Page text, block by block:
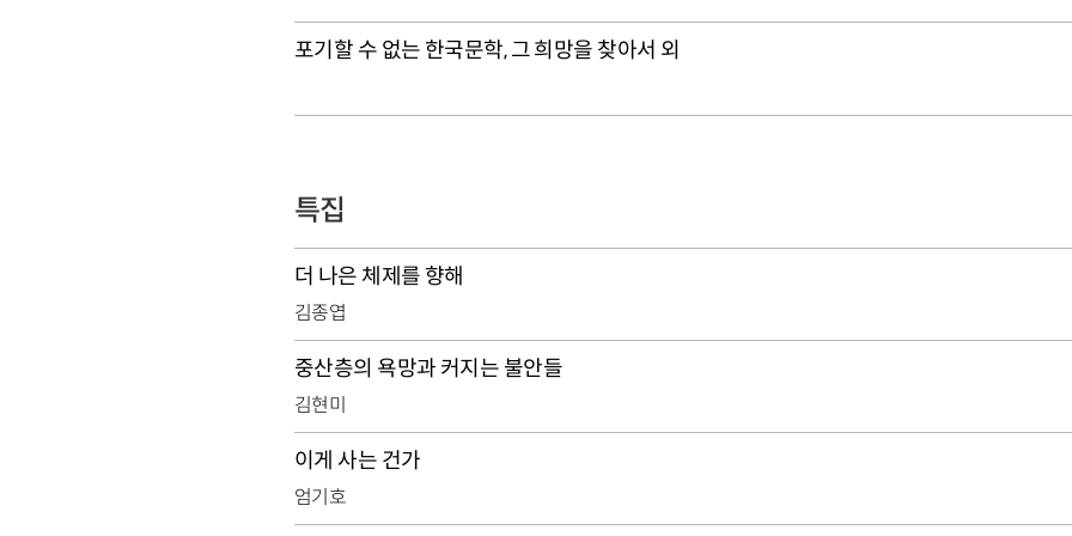
포기할 수 없는 한국문학, 그 희망을 찾아서 외
특집
더 나은 체제를 향해
김종엽
중산층의 욕망과 커지는 불안들
김현미
이게 사는 건가
엄기호